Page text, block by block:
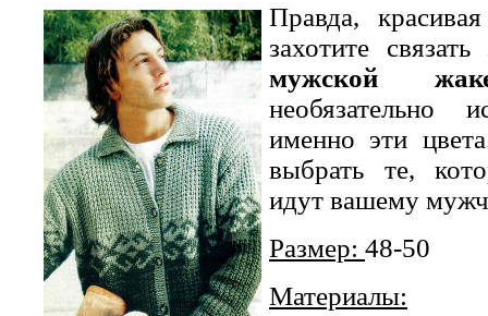
Правда,
захотите
мужской
необязательно
именно эти
выбрать те,
идут вашему
Размер: 48-50
Материалы: